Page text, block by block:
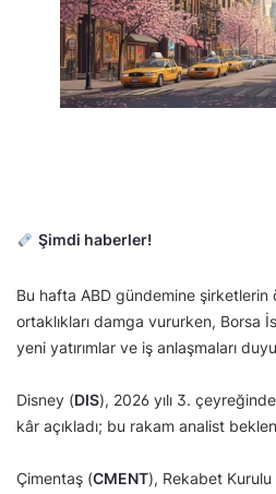
Şimdi haberler!
Bu hafta ABD gündemine şirketlerin
ortaklıkları damga vururken, Borsa
yeni yatırımlar ve iş anlaşmaları
Disney (DIS), 2026 yılı 3.
kâr açıkladı; bu rakam analist
Çimentaş (CMENT), Rekabet Kurulu